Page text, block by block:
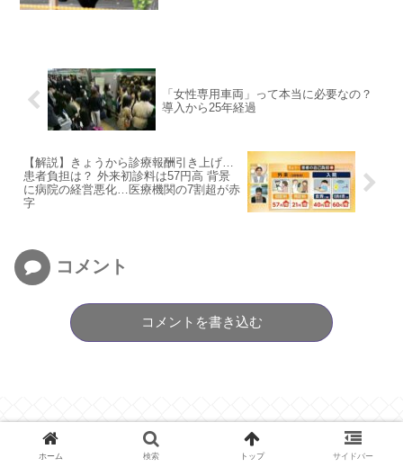
「女性専用車両」って本当に必要なの？
導入から25年経過
【解説】きょうから診療報酬引き上げ…
患者負担は？ 外来初診料は57円高 背景
に病院の経営悪化…医療機関の7割超が赤
字
コメント
コメントを書き込む
ホーム 検索 トップ サイドバー